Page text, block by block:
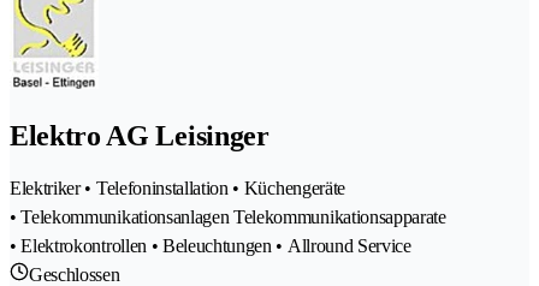
Elektro AG Leisinger
Elektriker • Telefoninstallation • Küchengeräte
• Telekommunikationsanlagen Telekommunikationsapparate
• Elektrokontrollen • Beleuchtungen • Allround Service
Geschlossen